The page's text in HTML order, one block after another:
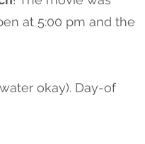
at 5:00 pm and the
okay). Day-of